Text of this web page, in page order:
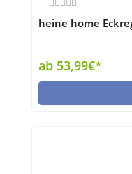
heine home
ab 53,99€*